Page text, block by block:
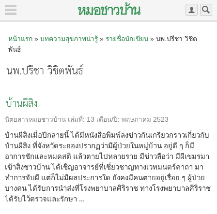
หน้าแรก» บทความสุขภาพน่ารู้» รายชื่อนักเขียน» นพ.ปรีชา วิชิต
พันธ์
นพ.ปรีชา วิชิตพันธ์
บ้านผีสิง
นิตยสารหมอชาวบ้าน เล่มที่: 13 เดือน/ปี: พฤษภาคม 2523
บ้านผีสิงเมื่อปีกลายนี้ ได้มีหนังสือพิมพ์ลงข่าวกันเกรียวกราวเกี่ยวกับ
บ้านผีสิง ที่จังหวัดระยองปรากฏว่ามีผู้ป่วยในหมู่บ้าน อยู่ดี ๆ ก็มี
อาการชักและหมดสติ แล้วตายไปหลายราย มีข่าวลือว่า มีผีเขมรมา
เข้าสิงชาวบ้าน ได้เชิญอาจารย์ที่เชี่ยวชาญทางเวทมนตร์คาถา มา
ทำการจับผี แต่ก็ไม่มีผลประการใด ยังคงมีคนตายอยู่เรื่อย ๆ ผู้ป่วย
บางคน ได้รับการนำส่งที่โรงพยาบาลศิริราช ทางโรงพยาบาลศิริราช
ได้รับไว้ตรวจและรักษา ...